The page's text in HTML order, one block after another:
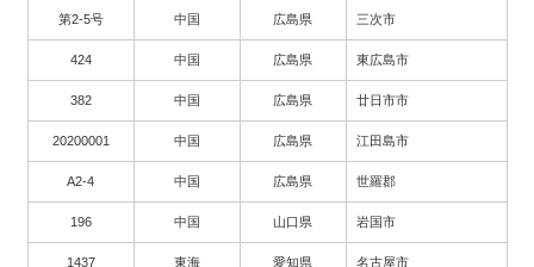
第2-5号 中国 広島県 三次市
424 中国 広島県 東広島市
382 中国 広島県 廿日市市
20200001 中国 広島県 江田島市
A2-4 中国 広島県 世羅郡
196 中国 山口県 岩国市
1437 東海 愛知県 名古屋市